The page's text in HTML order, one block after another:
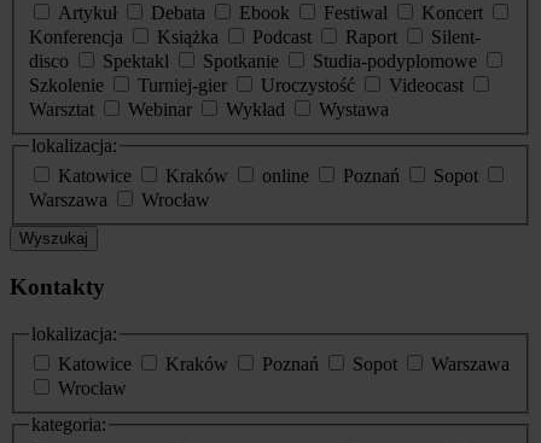
Artykuł
Debata Ebook Festiwal
Koncert
Konferencja
Książka Podcast Raport
Silent-
disco
Spektakl Spotkanie
Studia-podyplomowe
Szkolenie
Turniej-gier Uroczystość
Videocast
Warsztat
Webinar Wykład
Wystawa
lokalizacja:
Katowice
Kraków online Poznań
Sopot
Warszawa
Wrocław
Wyszukaj
Kontakty
lokalizacja:
Katowice
Kraków Poznań Sopot
Warszawa
Wrocław
kategoria: